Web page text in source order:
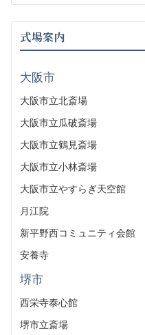
式場案内
大阪市
大阪市立北斎場
大阪市立瓜破斎場
大阪市立鶴見斎場
大阪市立小林斎場
大阪市立やすらぎ天空館
月江院
新平野西コミュニティ会館
安養寺
堺市
西栄寺泰心館
堺市立斎場